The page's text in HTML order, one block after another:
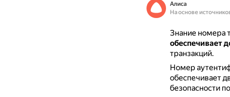
Алиса
На основе
Знание номера
обеспечивает
транзакций.
Номер
обеспечивает
безопасности